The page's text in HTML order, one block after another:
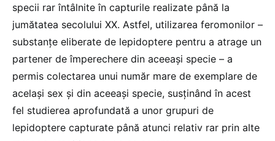
specii rar întâlnite în capturile realizate până la
jumătatea secolului XX. Astfel, utilizarea feromonilor –
substanțe eliberate de lepidoptere pentru a atrage un
partener de împerechere din aceeași specie – a
permis colectarea unui număr mare de exemplare de
același sex și din aceeași specie, susținând în acest
fel studierea aprofundată a unor grupuri de
lepidoptere capturate până atunci relativ rar prin alte